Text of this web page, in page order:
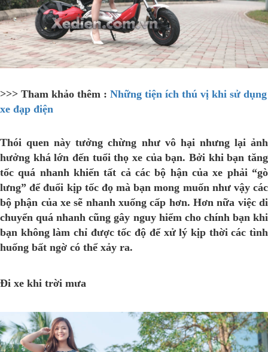
>>> Tham khảo thêm : Những tiện ích thú vị khi sử dụng
xe đạp điện
Thói quen này tưởng chừng như vô hại nhưng lại ảnh
hưởng khá lớn đến tuổi thọ xe của bạn. Bởi khi bạn tăng
tốc quá nhanh khiến tất cả các bộ hận của xe phải “gò
lưng” để đuổi kịp tốc đọ mà bạn mong muốn như vậy các
bộ phận của xe sẽ nhanh xuống cấp hơn. Hơn nữa việc di
chuyển quá nhanh cũng gây nguy hiểm cho chính bạn khi
bạn không làm chỉ được tốc độ để xử lý kịp thời các tình
huống bất ngờ có thể xảy ra.
Đi xe khi trời mưa